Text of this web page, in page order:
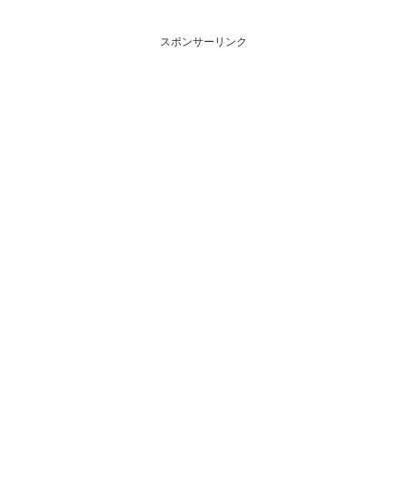
スポンサーリンク